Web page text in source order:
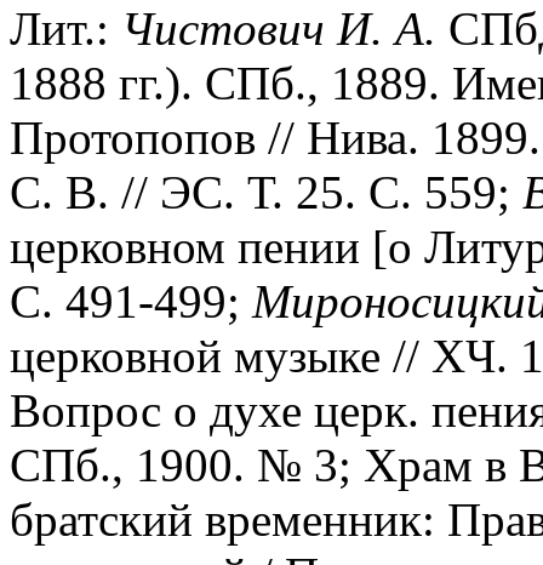
Лит.: Чистович И. А.
1888 гг.). СПб., 1889.
Протопопов // Нива.
С. В. // ЭС. Т. 25. С. 559;
церковном пении [о
С. 491-499;
церковной музыке //
Вопрос о духе церк.
СПб., 1900. № 3; Xрам в
братский временник: